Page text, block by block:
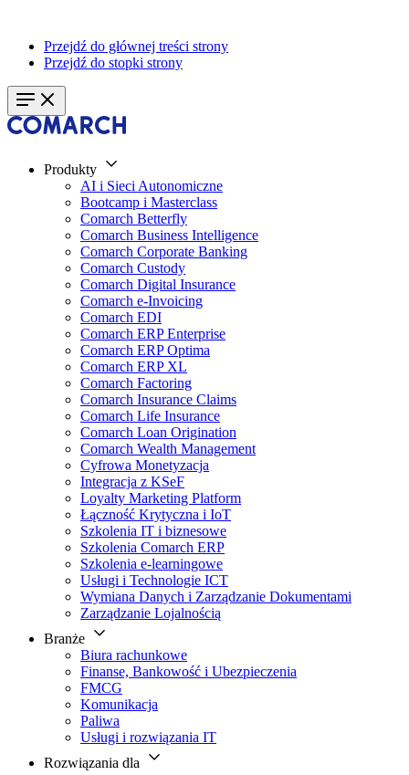
Przejdź do głównej treści strony
Przejdź do stopki strony
Produkty
AI i Sieci Autonomiczne
Bootcamp i Masterclass
Comarch Betterfly
Comarch Business Intelligence
Comarch Corporate Banking
Comarch Custody
Comarch Digital Insurance
Comarch e-Invoicing
Comarch EDI
Comarch ERP Enterprise
Comarch ERP Optima
Comarch ERP XL
Comarch Factoring
Comarch Insurance Claims
Comarch Life Insurance
Comarch Loan Origination
Comarch Wealth Management
Cyfrowa Monetyzacja
Integracja z KSeF
Loyalty Marketing Platform
Łączność Krytyczna i IoT
Szkolenia IT i biznesowe
Szkolenia Comarch ERP
Szkolenia e-learningowe
Usługi i Technologie ICT
Wymiana Danych i Zarządzanie Dokumentami
Zarządzanie Lojalnością
Branże
Biura rachunkowe
Finanse, Bankowość i Ubezpieczenia
FMCG
Komunikacja
Paliwa
Usługi i rozwiązania IT
Rozwiązania dla